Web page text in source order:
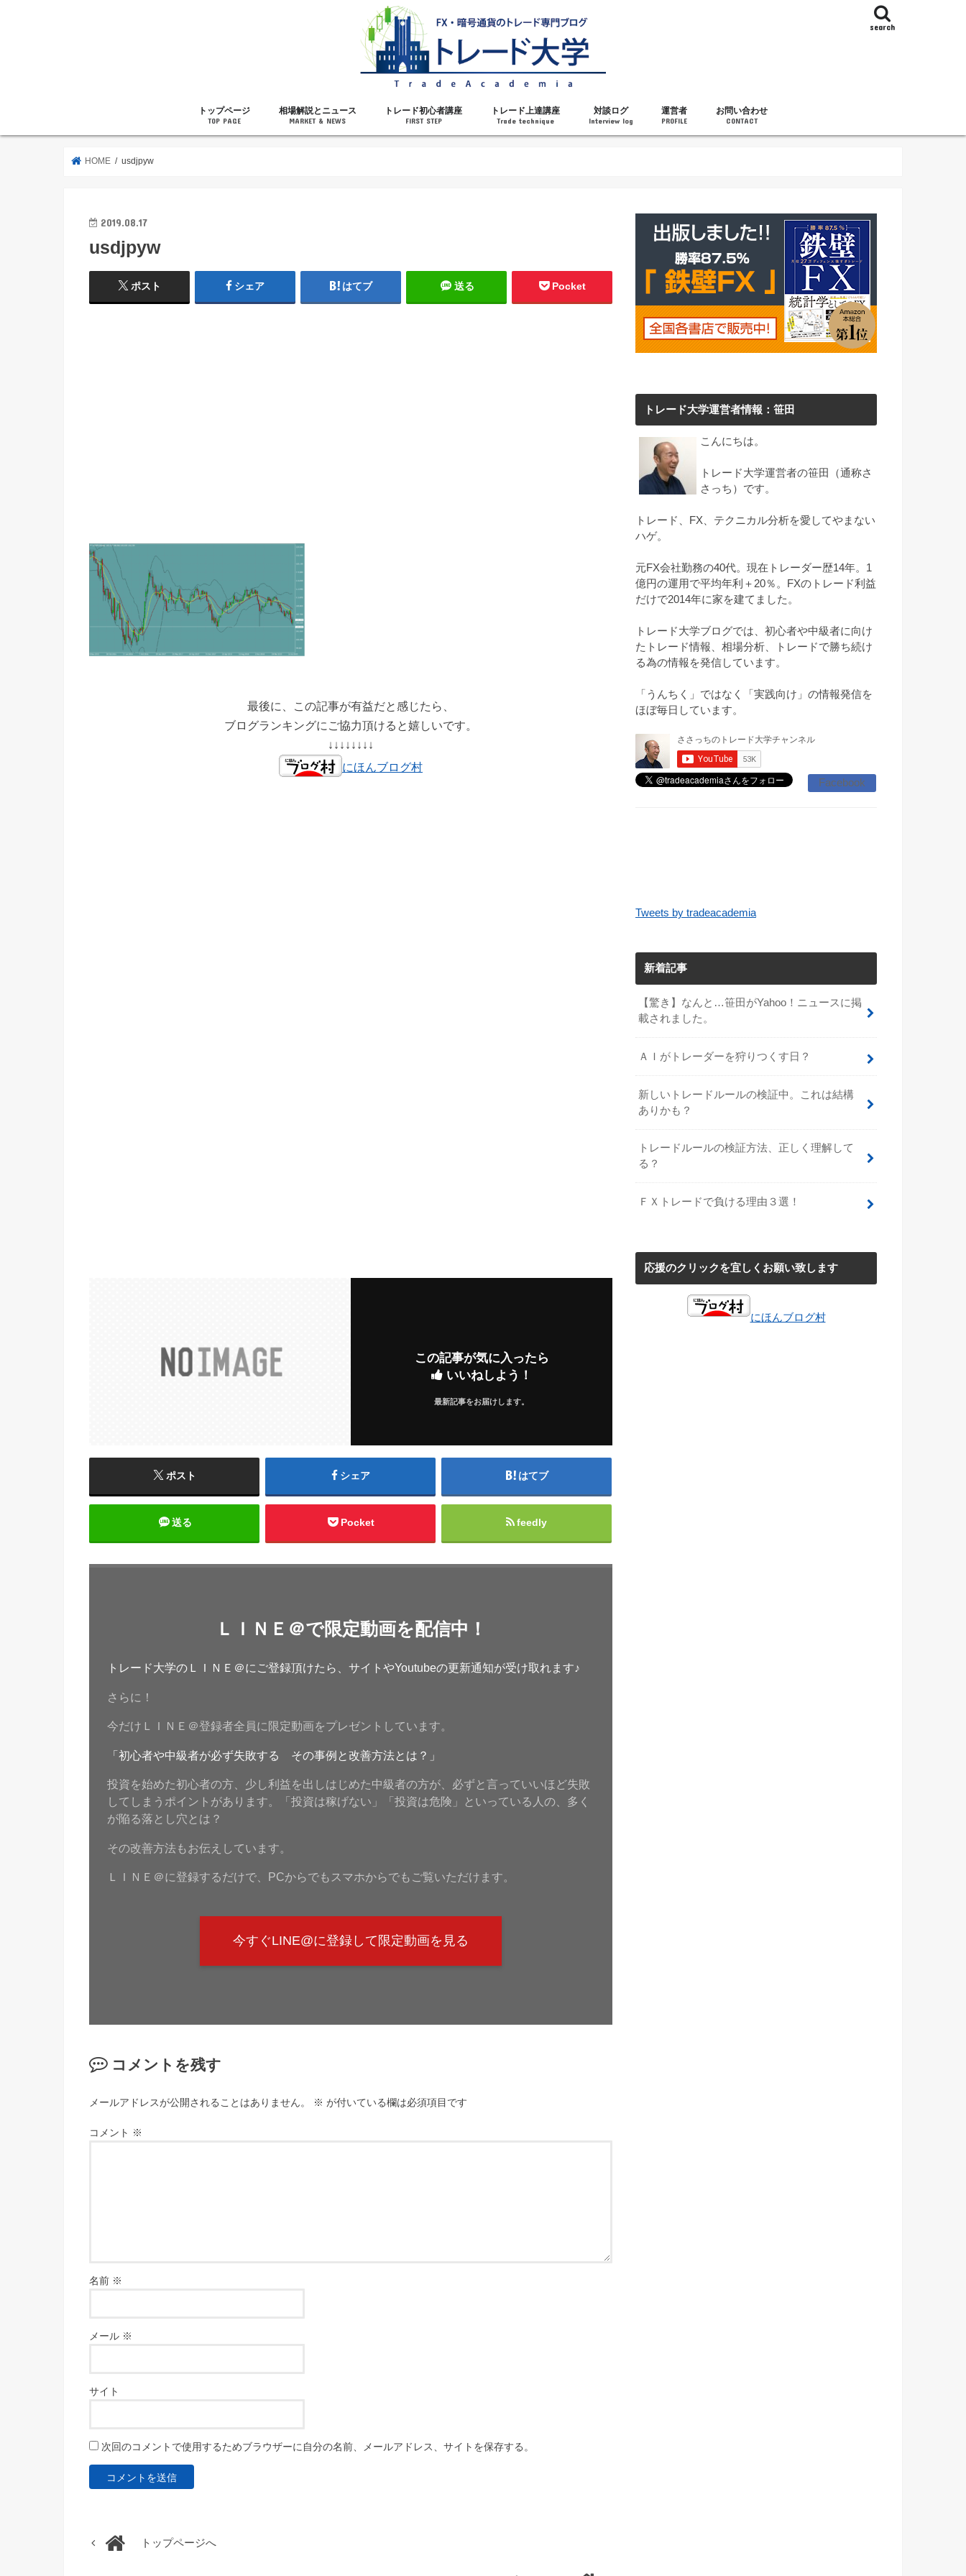
search
トップページ
TOP PAGE
相場解説とニュース
MARKET & NEWS
トレード初心者講座
FIRST STEP
トレード上達講座
Trade technique
対談ログ
Interview log
運営者
PROFILE
お問い合わせ
CONTACT
HOME usdjpyw
2019.08.17
usdjpyw
ポスト シェア はてブ 送る Pocket
最後に、この記事が有益だと感じたら、
ブログランキングにご協力頂けると嬉しいです。
↓↓↓↓↓↓↓↓
にほんブログ村
この記事が気に入ったら
いいねしよう！
最新記事をお届けします。
ポスト シェア はてブ
送る Pocket feedly
ＬＩＮＥ＠で限定動画を配信中！
トレード大学のＬＩＮＥ＠にご登録頂けたら、サイトやYoutubeの更新通知が受け取れます♪
さらに！
今だけＬＩＮＥ＠登録者全員に限定動画をプレゼントしています。
「初心者や中級者が必ず失敗する その事例と改善方法とは？」
投資を始めた初心者の方、少し利益を出しはじめた中級者の方が、必ずと言っていいほど失敗
してしまうポイントがあります。「投資は稼げない」「投資は危険」といっている人の、多く
が陥る落とし穴とは？
その改善方法もお伝えしています。
ＬＩＮＥ＠に登録するだけで、PCからでもスマホからでもご覧いただけます。
今すぐLINE@に登録して限定動画を見る
コメントを残す
メールアドレスが公開されることはありません。 ※ が付いている欄は必須項目です
コメント ※
名前 ※
メール ※
サイト
次回のコメントで使用するためブラウザーに自分の名前、メールアドレス、サイトを保存する。
トップページへ
トレード大学運営者情報：笹田
こんにちは。
トレード大学運営者の笹田（通称さ
さっち）です。
トレード、FX、テクニカル分析を愛してやまない
ハゲ。
元FX会社勤務の40代。現在トレーダー歴14年。1
億円の運用で平均年利＋20％。FXのトレード利益
だけで2014年に家を建てました。
トレード大学ブログでは、初心者や中級者に向け
たトレード情報、相場分析、トレードで勝ち続け
る為の情報を発信しています。
「うんちく」ではなく「実践向け」の情報発信を
ほぼ毎日しています。
Facebook
Tweets by tradeacademia
新着記事
【驚き】なんと…笹田がYahoo！ニュースに掲
載されました。
ＡＩがトレーダーを狩りつくす日？
新しいトレードルールの検証中。これは結構
ありかも？
トレードルールの検証方法、正しく理解して
る？
ＦＸトレードで負ける理由３選！
応援のクリックを宜しくお願い致します
にほんブログ村